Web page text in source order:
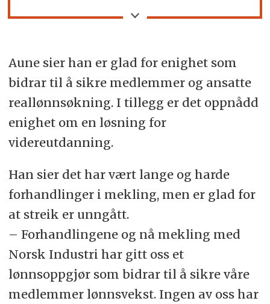
Aune sier han er glad for enighet som
bidrar til å sikre medlemmer og ansatte
reallønnsøkning. I tillegg er det oppnådd
enighet om en løsning for
videreutdanning.
Han sier det har vært lange og harde
forhandlinger i mekling, men er glad for
at streik er unngått.
– Forhandlingene og nå mekling med
Norsk Industri har gitt oss et
lønnsoppgjør som bidrar til å sikre våre
medlemmer lønnsvekst. Ingen av oss har